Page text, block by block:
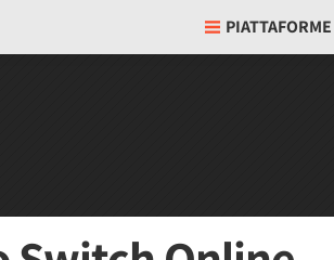
PIATTAFORME